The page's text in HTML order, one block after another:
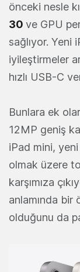
önceki nesle
30 ve GPU
sağlıyor.
iyileştirmeler
hızlı USB-C
Bunlara ek
12MP geniş
iPad mini,
olmak üzere
karşımıza
anlamında bir
olduğunu da